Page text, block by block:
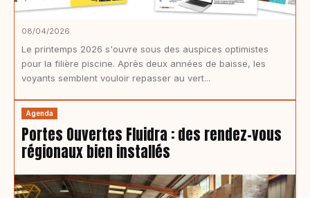
08/04/2026
Le printemps 2026 s'ouvre sous des auspices optimistes
pour la filière piscine. Après deux années de baisse, les
voyants semblent vouloir repasser au vert...
Agenda
Portes Ouvertes Fluidra : des rendez-vous
régionaux bien installés